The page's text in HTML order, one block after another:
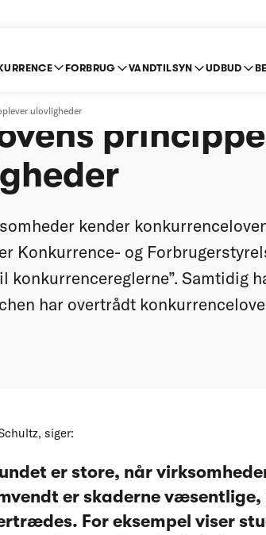
FORBRUG VANDTILSYN UDBUD
ulovligheder
kender
Konkurrence- og
konkurrencereglerne”. Samtidig
har overtrådt
siger:
er store, når
er skaderne væsentlige,
For eksempel viser